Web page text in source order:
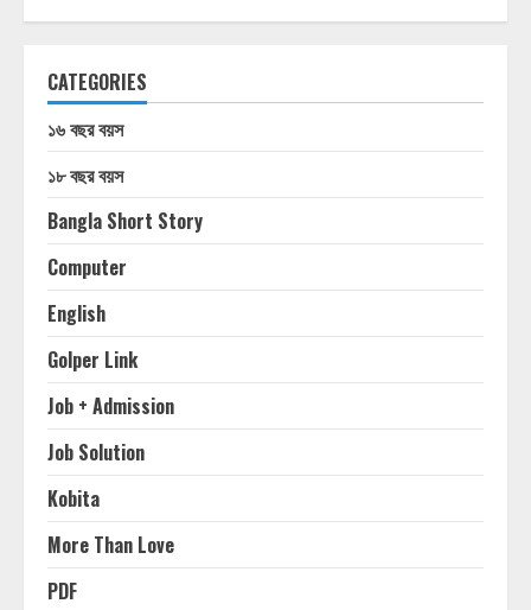
CATEGORIES
১৬ বছর বয়স
১৮ বছর বয়স
Bangla Short Story
Computer
English
Golper Link
Job + Admission
Job Solution
Kobita
More Than Love
PDF